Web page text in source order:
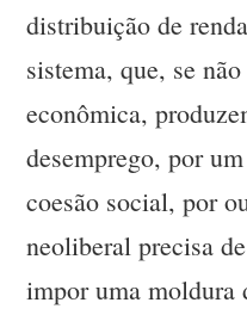
distribuição de
sistema, que, se
econômica,
desemprego, por
coesão social, por
neoliberal precisa
impor uma moldura